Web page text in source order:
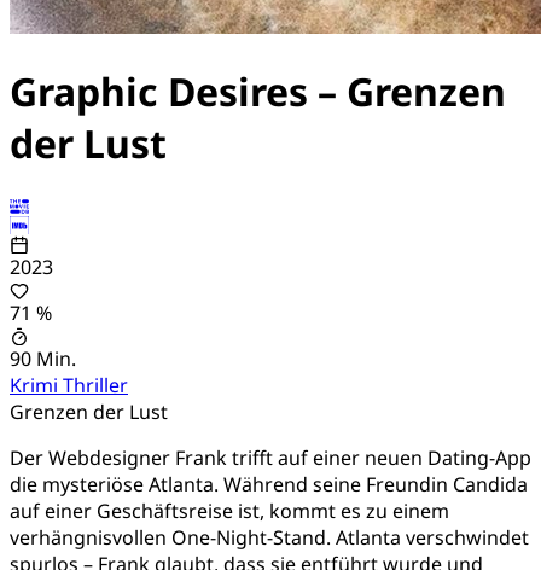
Graphic Desires – Grenzen
der Lust
2023
71 %
90 Min.
Krimi Thriller
Grenzen der Lust
Der Webdesigner Frank trifft auf einer neuen Dating-App
die mysteriöse Atlanta. Während seine Freundin Candida
auf einer Geschäftsreise ist, kommt es zu einem
verhängnisvollen One-Night-Stand. Atlanta verschwindet
spurlos – Frank glaubt, dass sie entführt wurde und